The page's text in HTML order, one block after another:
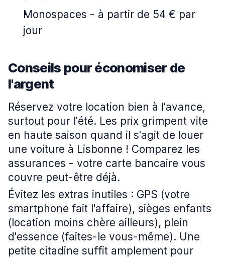
Monospaces - à partir de 54 € par
jour
Conseils pour économiser de
l'argent
Réservez votre location bien à l'avance,
surtout pour l'été. Les prix grimpent vite
en haute saison quand il s'agit de louer
une voiture à Lisbonne ! Comparez les
assurances - votre carte bancaire vous
couvre peut-être déjà.
Évitez les extras inutiles : GPS (votre
smartphone fait l'affaire), sièges enfants
(location moins chère ailleurs), plein
d'essence (faites-le vous-même). Une
petite citadine suffit amplement pour